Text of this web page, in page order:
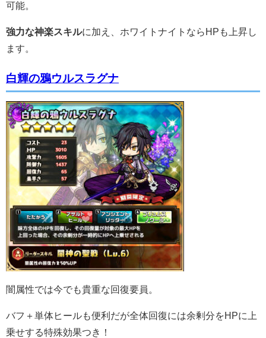
可能。
強力な神楽スキルに加え、ホワイトナイトならHPも上昇し
ます。
白輝の鴉ウルスラグナ
闇属性では今でも貴重な回復要員。
バフ＋単体ヒールも便利だが全体回復には余剰分をHPに上
乗せする特殊効果つき！